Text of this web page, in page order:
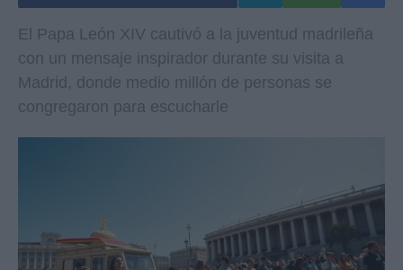
El Papa León XIV cautivó a la juventud madrileña
con un mensaje inspirador durante su visita a
Madrid, donde medio millón de personas se
congregaron para escucharle